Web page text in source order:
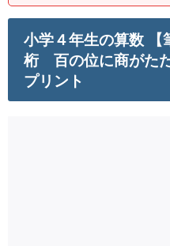
小学４年生の算数 【
桁 百の位に商がた
プリント